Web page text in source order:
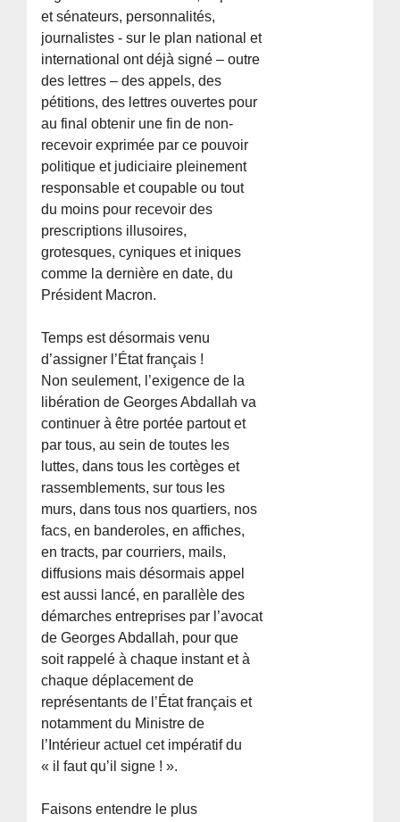
et sénateurs, personnalités,
journalistes - sur le plan national et
international ont déjà signé – outre
des lettres – des appels, des
pétitions, des lettres ouvertes pour
au final obtenir une fin de non-
recevoir exprimée par ce pouvoir
politique et judiciaire pleinement
responsable et coupable ou tout
du moins pour recevoir des
prescriptions illusoires,
grotesques, cyniques et iniques
comme la dernière en date, du
Président Macron.
Temps est désormais venu
d’assigner l’État français !
Non seulement, l’exigence de la
libération de Georges Abdallah va
continuer à être portée partout et
par tous, au sein de toutes les
luttes, dans tous les cortèges et
rassemblements, sur tous les
murs, dans tous nos quartiers, nos
facs, en banderoles, en affiches,
en tracts, par courriers, mails,
diffusions mais désormais appel
est aussi lancé, en parallèle des
démarches entreprises par l’avocat
de Georges Abdallah, pour que
soit rappelé à chaque instant et à
chaque déplacement de
représentants de l’État français et
notamment du Ministre de
l’Intérieur actuel cet impératif du
« il faut qu’il signe ! ».
Faisons entendre le plus